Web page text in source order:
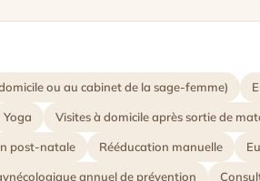
ou au cabinet de la sage-femme)
Yoga Visites à domicile après sortie de
post-natale Rééducation manuelle
annuel de prévention